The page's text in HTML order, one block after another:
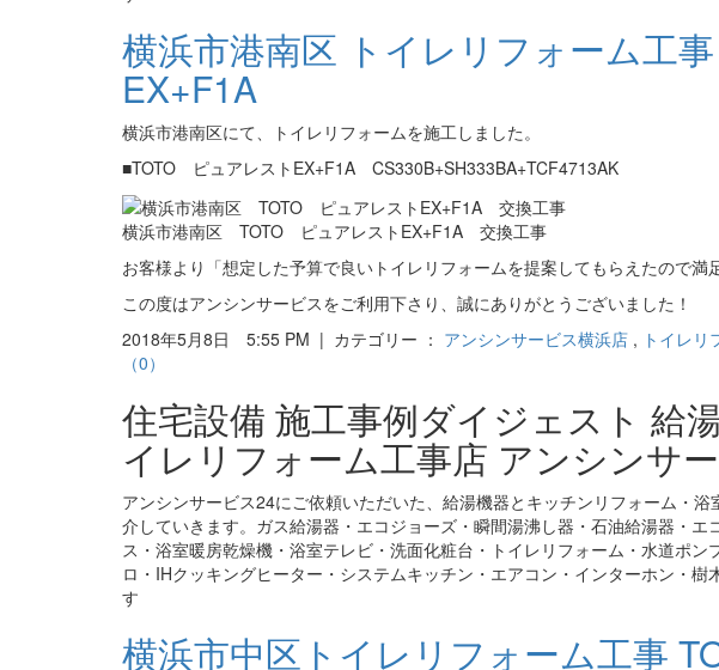
横浜市港南区 トイレリフォーム工
EX+F1A
横浜市港南区にて、トイレリフォームを施工しました。
■TOTO ピュアレストEX+F1A CS330B+SH333BA+TCF4713AK
横浜市港南区 TOTO ピュアレストEX+F1A 交換工事
お客様より「想定した予算で良いトイレリフォームを提案してもらえたので満
この度はアンシンサービスをご利用下さり、誠にありがとうございました！
2018年5月8日 5:55 PM | カテゴリー ： アンシンサービス横浜店 , トイレリ
（0）
住宅設備 施工事例ダイジェスト 給
イレリフォーム工事店 アンシンサ
アンシンサービス24にご依頼いただいた、給湯機器とキッチンリフォーム・
介していきます。ガス給湯器・エコジョーズ・瞬間湯沸し器・石油給湯器・
ス・浴室暖房乾燥機・浴室テレビ・洗面化粧台・トイレリフォーム・水道ポ
ロ・IHクッキングヒーター・システムキッチン・エアコン・インターホン・
す
横浜市中区トイレリフォーム工事